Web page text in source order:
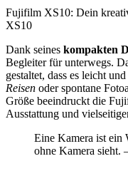
Fujifilm XS10: Dein
XS10
Dank seines kompakten
Begleiter für unterwegs.
gestaltet, dass es leicht
Reisen oder spontane
Größe beeindruckt die
Ausstattung und
Eine Kamera ist ein
ohne Kamera sieht.